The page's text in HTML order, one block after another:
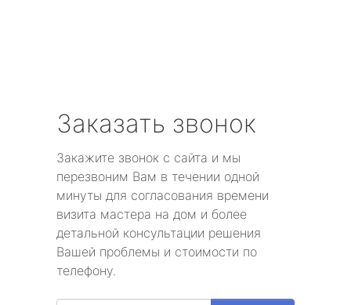
Заказать звонок
Закажите звонок с сайта и мы
перезвоним Вам в течении одной
минуты для согласования времени
визита мастера на дом и более
детальной консультации решения
Вашей проблемы и стоимости по
телефону.